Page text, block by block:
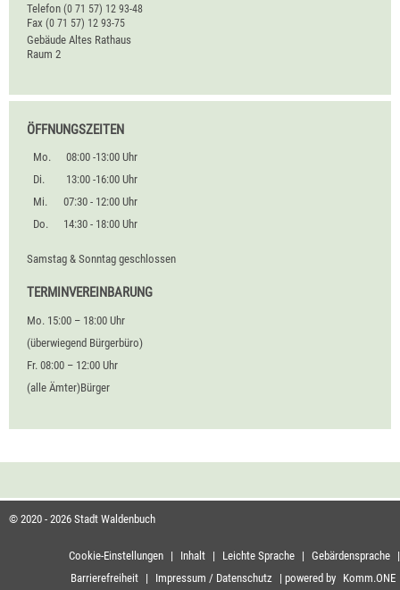
Telefon (0 71 57) 12 93-48
Fax (0 71 57) 12 93-75
Gebäude Altes Rathaus
Raum 2
ÖFFNUNGSZEITEN
Mo.
08:00 -13:00 Uhr
Di.
13:00 -16:00 Uhr
Mi.
07:30 - 12:00 Uhr
Do.
14:30 - 18:00 Uhr
Samstag & Sonntag geschlossen
TERMINVEREINBARUNG
Mo. 15:00 – 18:00 Uhr
(überwiegend Bürgerbüro)
Fr. 08:00 – 12:00 Uhr
(alle Ämter)Bürger
© 2020 - 2026 Stadt Waldenbuch
Cookie-Einstellungen | Inhalt | Leichte Sprache | Gebärdensprache |
Barrierefreiheit | Impressum / Datenschutz | powered by Komm.ONE